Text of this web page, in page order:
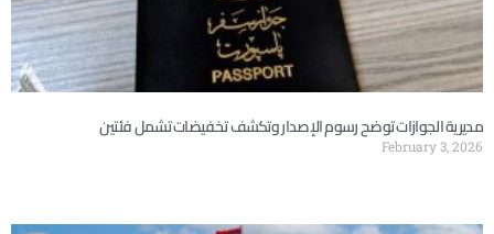
مديرية الجوازات توضح رسوم الإصدار وتكشف تخفيضات تشمل فئتين
February 3, 2026